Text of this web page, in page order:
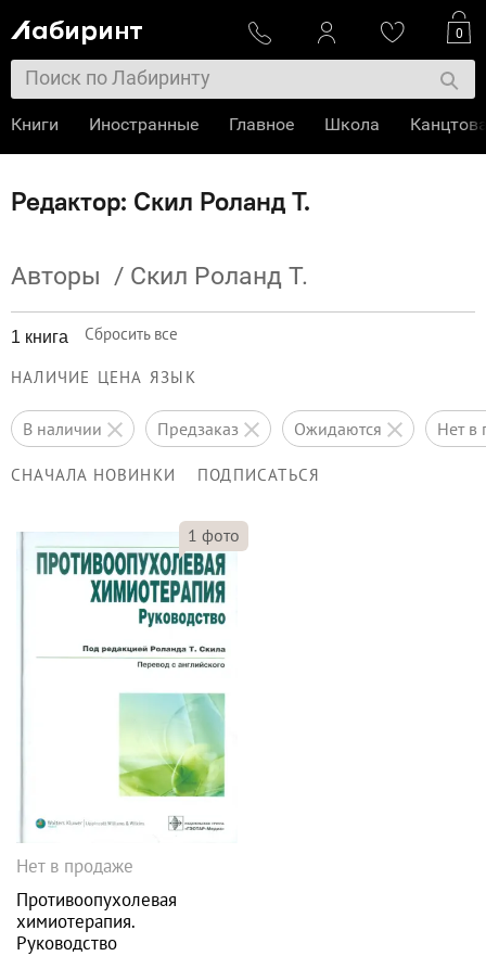
Редактор: Скил Роланд Т.
Авторы / Скил Роланд Т.
1 книга Сбросить все
НАЛИЧИЕ ЦЕНА ЯЗЫК
в наличии предзаказ ожидаются нет
СНАЧАЛА НОВИНКИ ПОДПИСАТЬСЯ
1 фото
Нет в продаже
Противоопухолевая
химиотерапия.
Руководство
0
Книги Иностранные Главное Школа